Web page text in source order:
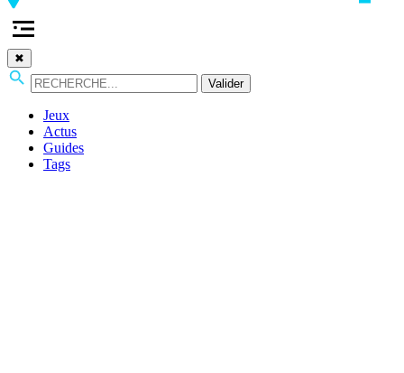
✖
Valider
Jeux
Actus
Guides
Tags